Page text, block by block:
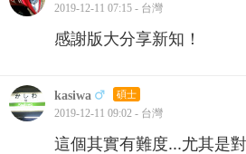
2019-12-11 07:15 - 台灣
感謝版大分享新知！
kasiwa 碩士
2019-12-11 09:02 - 台灣
這個其實有難度...尤其是